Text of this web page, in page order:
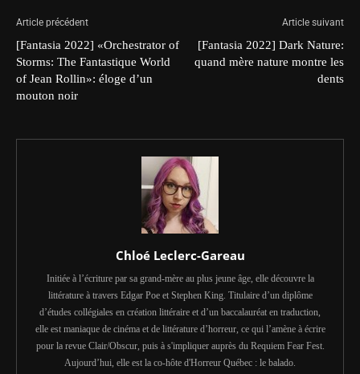
Article précédent
[Fantasia 2022] «Orchestrator of
Storms: The Fantastique World
of Jean Rollin»: éloge d’un
mouton noir
Article suivant
[Fantasia 2022] Dark Nature:
quand mère nature montre les
dents
Chloé Leclerc-Gareau
Initiée à l’écriture par sa grand-mère au plus jeune âge, elle découvre la
littérature à travers Edgar Poe et Stephen King. Titulaire d’un diplôme
d’études collégiales en création littéraire et d’un baccalauréat en traduction,
elle est maniaque de cinéma et de littérature d’horreur, ce qui l’amène à écrire
pour la revue Clair/Obscur, puis à s'impliquer auprès du Requiem Fear Fest.
Aujourd’hui, elle est la co-hôte d'Horreur Québec : le balado.